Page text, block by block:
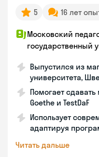
5 16 лет
Московский
государственный
Выпустился из
университета,
Помогает
Goethe и TestDaF
Использует
адаптируя
Читать дальше